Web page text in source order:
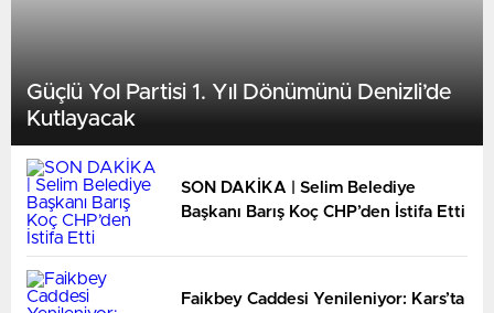
Güçlü Yol Partisi 1. Yıl Dönümünü Denizli’de
Kutlayacak
SON DAKİKA | Selim Belediye
Başkanı Barış Koç CHP’den İstifa Etti
Faikbey Caddesi Yenileniyor: Kars’ta